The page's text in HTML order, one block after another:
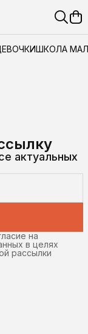
ШКОЛА
актуальных
на
в целях
рассылки